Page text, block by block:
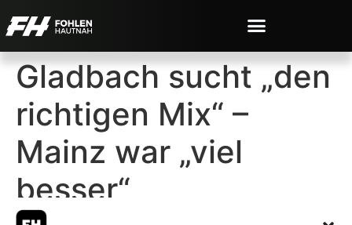
Gladbach sucht „den
richtigen Mix“ –
Mainz war „viel
besser“